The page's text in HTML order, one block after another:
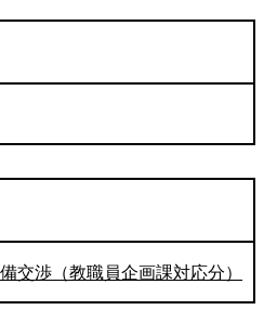
交渉（教職員企画課対応分）